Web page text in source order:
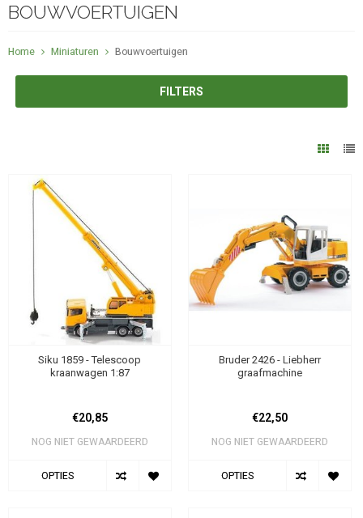
BOUWVOERTUIGEN
Home Miniaturen Bouwvoertuigen
FILTERS
Siku 1859 - Telescoop
kraanwagen 1:87
€20,85
NOG NIET GEWAARDEERD
OPTIES
Bruder 2426 - Liebherr
graafmachine
€22,50
NOG NIET GEWAARDEERD
OPTIES